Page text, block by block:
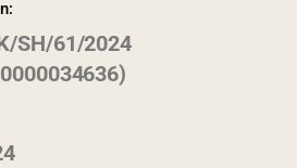
SH/61/2024